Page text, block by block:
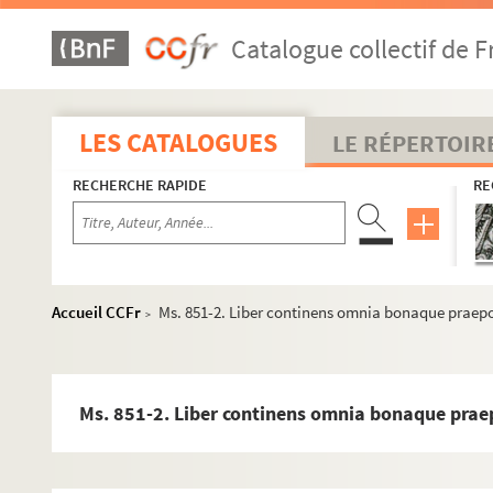
Catalogue collectif de
LES CATALOGUES LE
RECHERCHE RAPIDE
Accueil CCFr >
Ms. 851-2. Liber continens omnia bonaque
Ms. 851-2. Liber continens omnia bonaque